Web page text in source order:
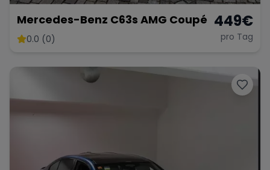
Mercedes-Benz C63s AMG Coupé
0.0 (0)
449€
pro Tag